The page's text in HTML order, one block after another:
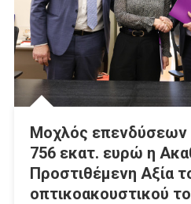
Μοχλός
756 εκατ. ευρώ η
Προστιθέμενη Αξία
οπτικοακουστικού